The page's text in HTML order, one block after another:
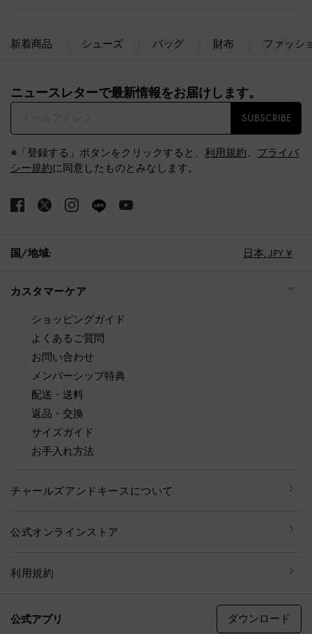
新着商品 シューズ バッグ 財布 ファッシ
ニュースレターで最新情報をお届けします。​
SUBSCRIBE
※「登録する」ボタンをクリックすると、 利用規約、 プライバ
シー規約に同意したものとみなします。
国/地域: 日本, JPY ¥
カスタマーケア
ショッピングガイド
よくあるご質問
お問い合わせ
メンバーシップ特典
配送・送料
返品・交換
サイズガイド
お手入れ方法
チャールズアンドキースについて
公式オンラインストア
利用規約
公式アプリ ダウンロード